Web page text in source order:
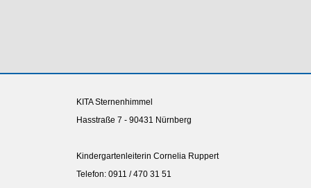
KITA Sternenhimmel
Hasstraße 7 - 90431 Nürnberg
Kindergartenleiterin Cornelia Ruppert
Telefon: 0911 / 470 31 51